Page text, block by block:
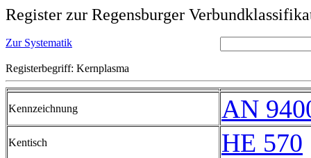
Register zur Regensburger
Zur Systematik
Registerbegriff: Kernplasma
Kennzeichnung AN
Kentisch HE 570